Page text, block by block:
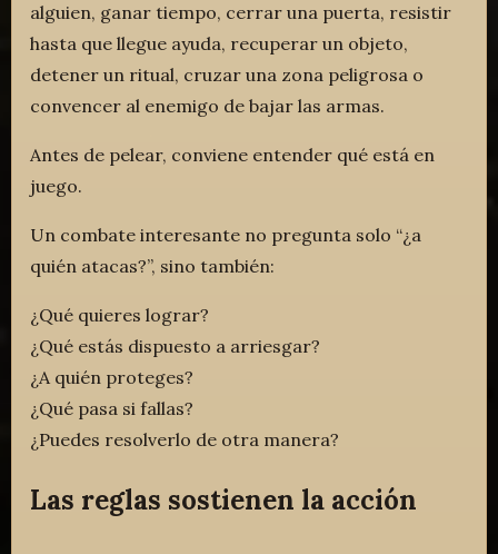
alguien, ganar tiempo, cerrar una puerta, resistir
hasta que llegue ayuda, recuperar un objeto,
detener un ritual, cruzar una zona peligrosa o
convencer al enemigo de bajar las armas.
Antes de pelear, conviene entender qué está en
juego.
Un combate interesante no pregunta solo “¿a
quién atacas?”, sino también:
¿Qué quieres lograr?
¿Qué estás dispuesto a arriesgar?
¿A quién proteges?
¿Qué pasa si fallas?
¿Puedes resolverlo de otra manera?
Las reglas sostienen la acción